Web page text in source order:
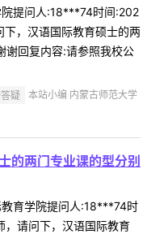
提问人:18***74时间:202
，汉语国际教育硕士的两
谢回复内容:请参照我校公
疑
本站小编 内蒙古师范大学
的两门专业课的型分别
育学院提问人:18***74时
请问下，汉语国际教育